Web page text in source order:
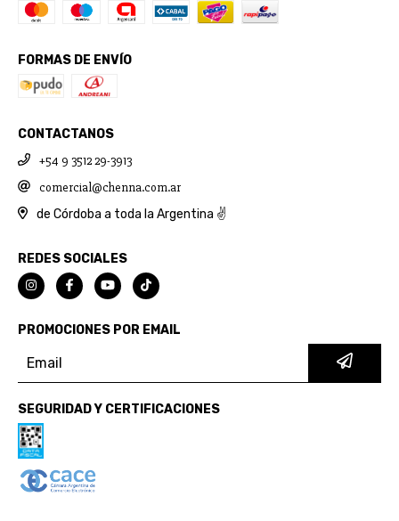
FORMAS DE ENVÍO
CONTACTANOS
+54 9 3512 29-3913
comercial@chenna.com.ar
de Córdoba a toda la Argentina ✌
REDES SOCIALES
PROMOCIONES POR EMAIL
SEGURIDAD Y CERTIFICACIONES